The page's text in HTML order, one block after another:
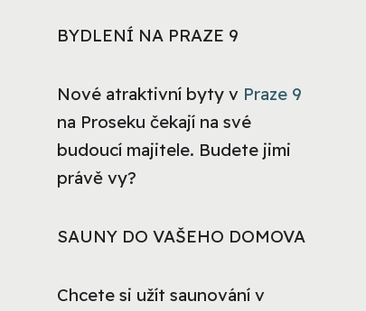
BYDLENÍ NA PRAZE 9
Nové atraktivní byty v Praze 9
na Proseku čekají na své
budoucí majitele. Budete jimi
právě vy?
SAUNY DO VAŠEHO DOMOVA
Chcete si užít saunování v